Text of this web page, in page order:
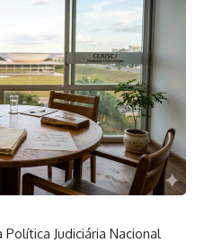
Judiciária Nacional